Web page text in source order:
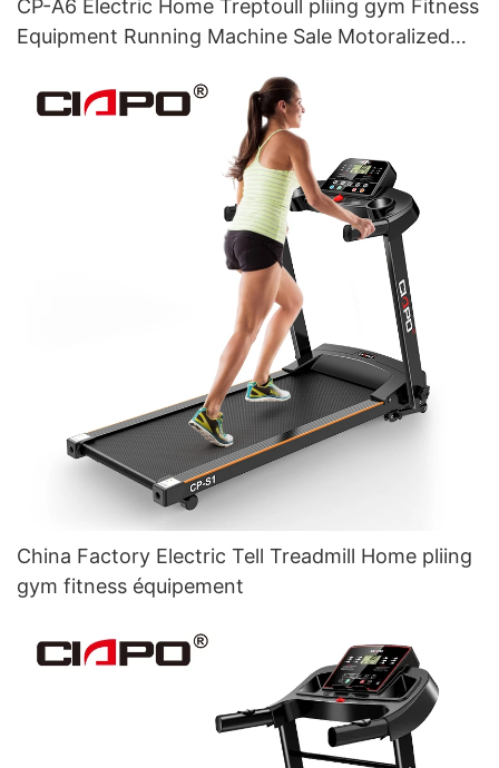
CP-A6 Electric Home Treptoull pliing gym Fitness
Equipment Running Machine Sale Motoralized
China Factory Electric Tell Treadmill Home pliing
gym fitness équipement